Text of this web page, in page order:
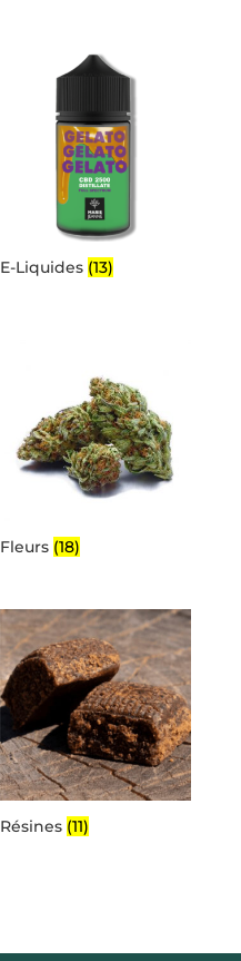
E-Liquides (13)
Fleurs (18)
Résines (11)